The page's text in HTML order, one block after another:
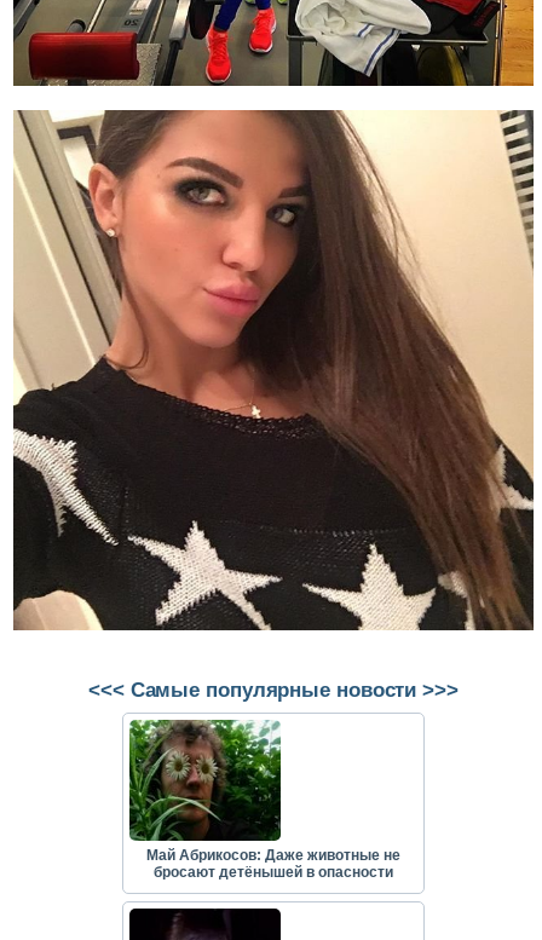
<<< Самые популярные новости >>>
Май Абрикосов: Даже животные не
бросают детёнышей в опасности